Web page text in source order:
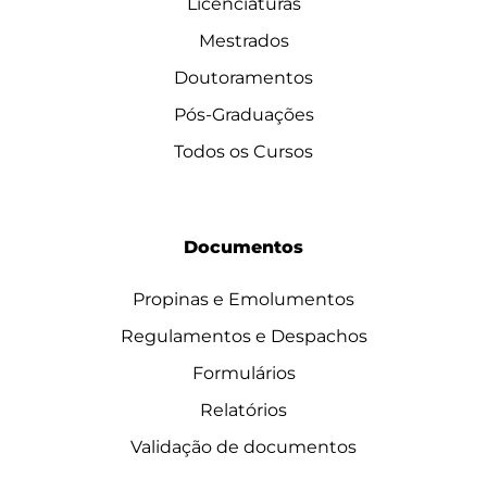
Mestrados
Doutoramentos
Pós-Graduações
Todos os Cursos
Documentos
Propinas e Emolumentos
Regulamentos e Despachos
Formulários
Relatórios
Validação de documentos